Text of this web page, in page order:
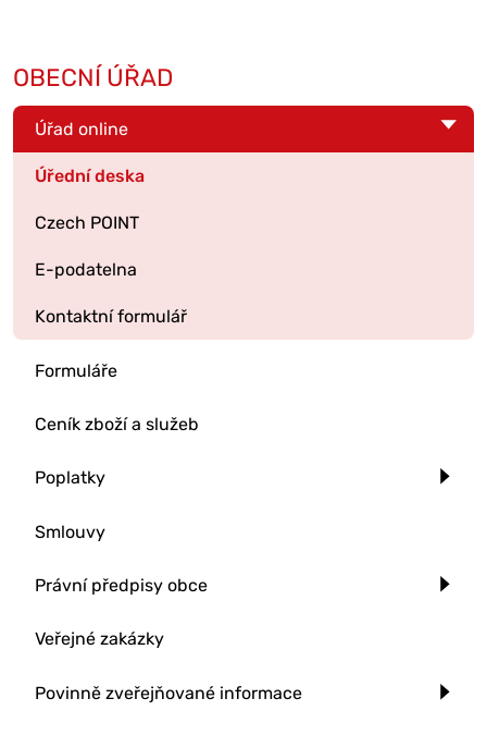
OBECNÍ ÚŘAD
Úřad online
Úřední deska
Czech POINT
E-podatelna
Kontaktní formulář
Formuláře
Ceník zboží a služeb
Poplatky
Smlouvy
Právní předpisy obce
Veřejné zakázky
Povinně zveřejňované informace